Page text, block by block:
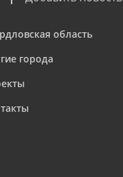
область
города